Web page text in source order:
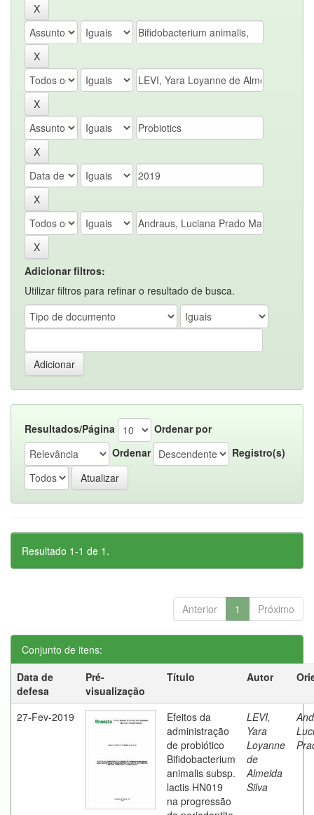
Adicionar filtros:
Utilizar filtros para refinar o resultado de busca.
Resultados/Página
Ordenar por
Ordenar
Registro(s)
Resultado 1-1 de 1.
Anterior 1 Próximo
Conjunto de itens:
Data de
defesa
Pré-
visualização
Título Autor
27-Fev-2019
Efeitos da
administração
de probiótico
Bifidobacterium
animalis subsp.
lactis HN019
na progressão
LEVI,
Yara
Loyanne
de
Almeida
Silva